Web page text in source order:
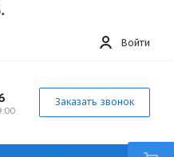
Войти
Заказать звонок